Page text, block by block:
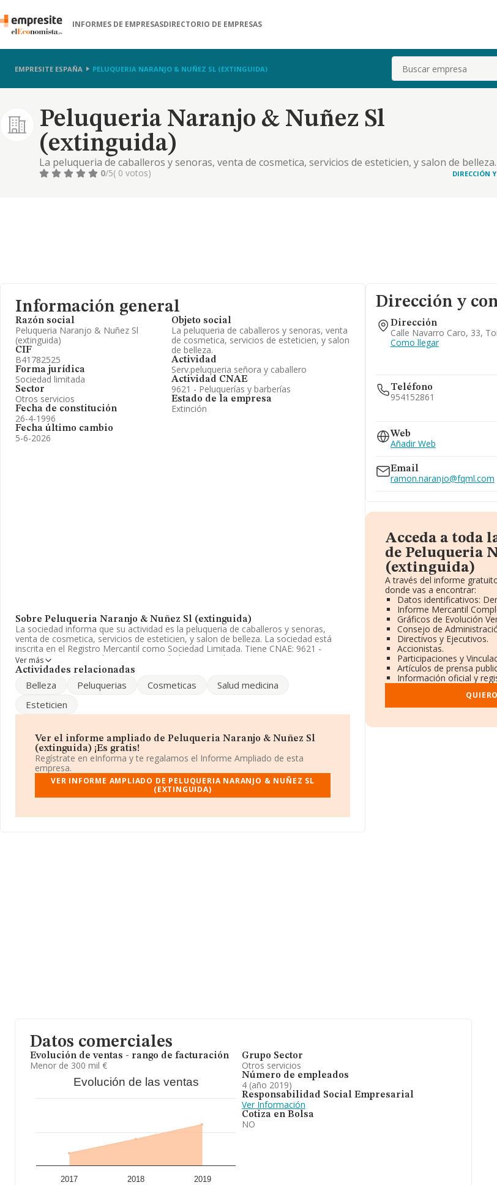
INFORMES DE EMPRESASDIRECTORIO DE EMPRESAS
EMPRESITE ESPAÑA PELUQUERIA NARANJO & NUÑEZ SL (EXTINGUIDA) Buscar
Peluqueria Naranjo & Nuñez Sl
(extinguida)
La peluqueria de caballeros y senoras, venta de cosmetica, servicios de esteticien, y salon de belleza.
0/5( 0 votos) DIRECCIÓN
Información general
Razón social
Peluqueria Naranjo & Nuñez Sl
(extinguida)
CIF
B41782525
Forma jurídica
Sociedad limitada
Sector
Otros servicios
Fecha de constitución
26-4-1996
Fecha último cambio
5-6-2026
Objeto social
La peluqueria de caballeros y senoras, venta
de cosmetica, servicios de esteticien, y salon
de belleza.
Actividad
Serv.peluqueria señora y caballero
Actividad CNAE
9621 - Peluquerías y barberías
Estado de la empresa
Extinción
Sobre Peluqueria Naranjo & Nuñez Sl (extinguida)
La sociedad informa que su actividad es la peluqueria de caballeros y senoras,
venta de cosmetica, servicios de esteticien, y salon de belleza. La sociedad está
inscrita en el Registro Mercantil como Sociedad Limitada. Tiene CNAE: 9621 -
'%cnae%'. La compañía no tiene actividad en mercados exteriores.
en INFORMA, ese número ha estado por encima de la media de sector.
Para ponerse en contacto con sus oficinas, la empresa facilita el número de
teléfono 954152861 y la dirección de correo esramon.naranjo@fqml.com.
La sociedad Peluquería Naranjo & Nuñez S.L (extinguida) , con número de
identificación fiscal B41782525, se encuentra en Calle Navarro Caro núm. 33,
(41940), Tomares, Sevilla, Andalucía.
En relación con el sector y disponiendo de los datos de hasta 27.497 empresas, en
el ámbito nacional la facturación alcanza la cifra de 868 millones de euros y se
estima que el promedio de la facturación entre todas las empresas es de 31 mil
de INFORMA aparecen 916 empresas, con ventas en el año 2019 de 18 millones de
Ver más
Actividades relacionadas
Belleza Peluquerias Cosmeticas
Salud medicina
Esteticien
Ver el informe ampliado de Peluqueria Naranjo & Nuñez Sl
(extinguida) ¡Es gratis!
Regístrate en eInforma y te regalamos el Informe Ampliado de esta
empresa.
VER INFORME AMPLIADO DE PELUQUERIA NARANJO & NUÑEZ SL
(EXTINGUIDA)
Dirección y
Dirección
Calle Navarro Caro, 33,
Como llegar
Teléfono
954152861
Web
Añadir Web
Email
ramon.naranjo@fqml.com
Acceda a toda
de Peluqueria
(extinguida)
A través del informe
donde vas a encontrar:
Datos identificativos:
Informe Mercantil
Gráficos de Evolución
Consejo de
Directivos y Ejecutivos.
Accionistas.
Participaciones y
Artículos de prensa
Información oficial y
Datos comerciales
Evolución de ventas - rango de facturación
Menor de 300 mil €
Evolución de las ventas
2017 2018 2019
Grupo Sector
Otros servicios
Número de empleados
4 (año 2019)
Responsabilidad Social Empresarial
Ver Información
Cotiza en Bolsa
NO